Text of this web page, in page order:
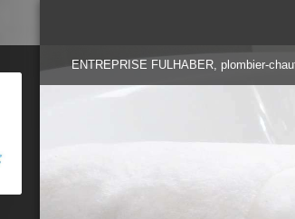
ENTREPRISE FULHABER, plombier-